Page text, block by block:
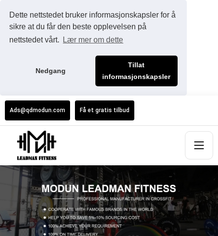
Dette nettstedet bruker informasjonskapsler for å
sikre at du får den beste opplevelsen på
nettstedet vårt.
Lær mer om dette
Nedgang
Tillat
informasjonskapsler
Ads@qdmodun.com Få et gratis tilbud